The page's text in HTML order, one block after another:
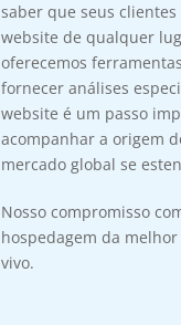
saber que seus
website de qualquer
oferecemos
fornecer análises
website é um passo
acompanhar a origem
mercado global se
Nosso compromisso
hospedagem da
vivo.